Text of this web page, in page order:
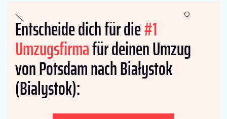
Entscheide dich für die#1
Umzugsfirmafür deinen Umzug
von Potsdam nach Białystok
(Bialystok):